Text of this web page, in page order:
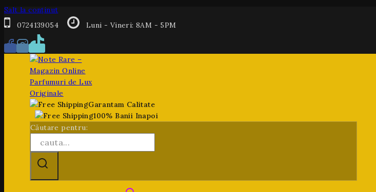
Salt la conținut
0724139054
Luni - Vineri: 8AM - 5PM
Garantam Calitate
100% Banii Inapoi
Căutare pentru: